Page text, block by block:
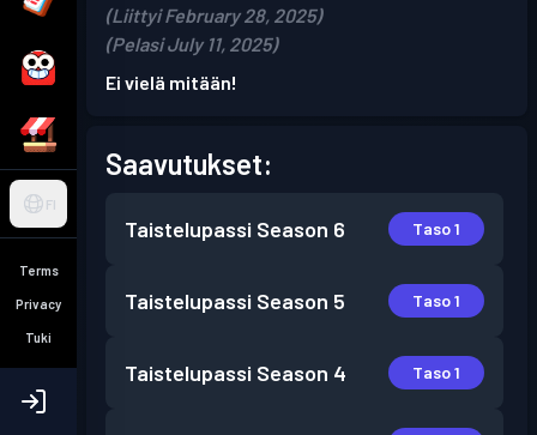
FI
Terms
Privacy
Tuki
(Liittyi February 28, 2025)
(Pelasi July 11, 2025)
Ei vielä mitään!
Saavutukset:
Taistelupassi Season 6 Taso 1
Taistelupassi Season 5 Taso 1
Taistelupassi Season 4 Taso 1